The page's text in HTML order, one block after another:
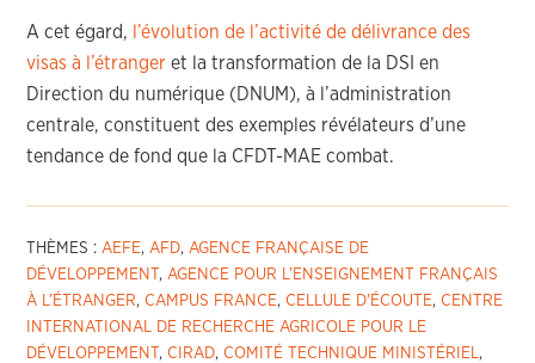
A cet égard, l’évolution de l’activité de délivrance des
visas à l’étranger et la transformation de la DSI en
Direction du numérique ( DNUM), à l’administration
centrale, constituent des exemples révélateurs d’une
tendance de fond que la CFDT-MAE combat.
THÈMES :AEFE,AFD,AGENCE FRANÇAISE DE
DÉVELOPPEMENT ,AGENCE POUR L’ENSEIGNEMENT FRANÇAIS
À L’ÉTRANGER,CAMPUS FRANCE,CELLULE D'ÉCOUTE,CENTRE
INTERNATIONAL DE RECHERCHE AGRICOLE POUR LE
DÉVELOPPEMENT ,CIRAD,COMITÉ TECHNIQUE MINISTÉRIEL,